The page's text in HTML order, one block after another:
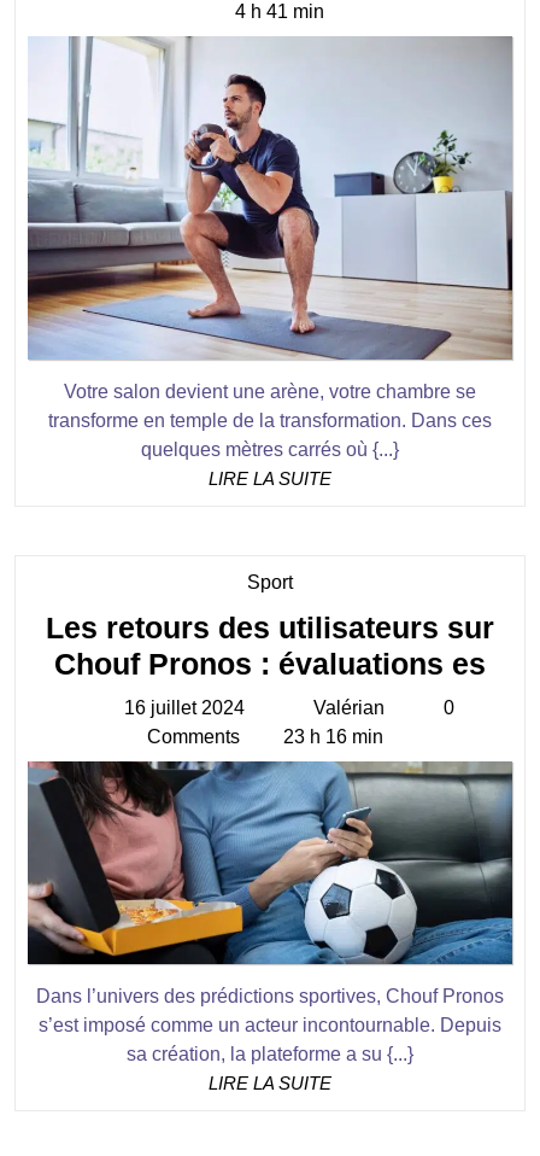
domicile
votre
espace
2026
4 h 41 min
Votre salon devient une arène, votre chambre se
transforme en temple de la transformation. Dans ces
quelques mètres carrés où {...}
LIRE LA SUITELIRE
SportCategory
Les retours des utilisateurs sur
Chouf Pronos : évaluations es
sur
:
es
16 juillet 2024
juillet
2024
Valérian Valérian
0
Comments
23 h 16 min
Dans l’univers des prédictions sportives, Chouf Pronos
s’est imposé comme un acteur incontournable. Depuis
sa création, la plateforme a su {...}
LIRE LA SUITELIRE